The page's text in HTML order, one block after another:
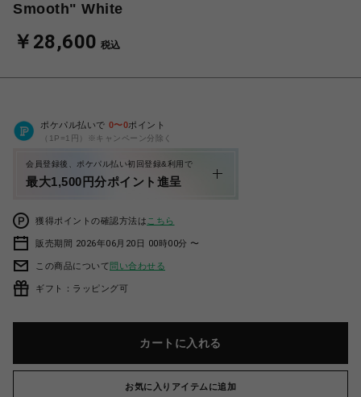
Smooth" White
￥28,600 税込
ポケパル払いで 0〜0ポイント
（1P=1円）※キャンペーン分除く
会員登録後、ポケパル払い初回登録&利用で
最大1,500円分ポイント進呈
獲得ポイントの確認方法は こちら
販売期間 2026年06月20日 00時00分 〜
この商品について問い合わせる
ギフト：ラッピング可
カートに入れる
お気に入りアイテムに追加